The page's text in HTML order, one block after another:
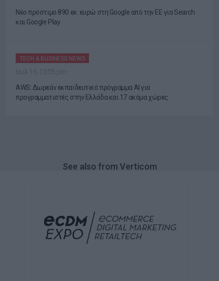
Νέο πρόστιμο 890 εκ. ευρώ στη Google από την ΕΕ για Search
και Google Play
TECH & BUSINESS NEWS
AWS: Δωρεάν εκπαιδευτικό πρόγραμμα AI για
προγραμματιστές στην Ελλάδα και 17 ακόμα χώρες